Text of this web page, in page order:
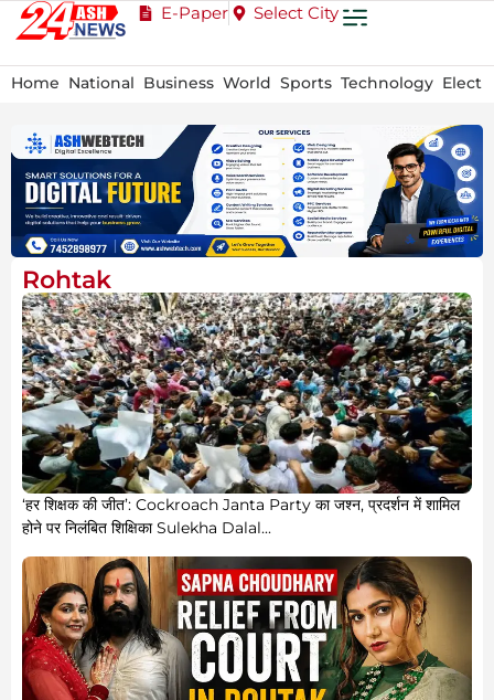
E-Paper Select City
Home National Business World Sports Technology
Rohtak
‘हर शिक्षक की जीत’: Cockroach Janta Party का जश्न, प्रदर्शन में शामिल
होने पर निलंबित शिक्षिका Sulekha Dalal...